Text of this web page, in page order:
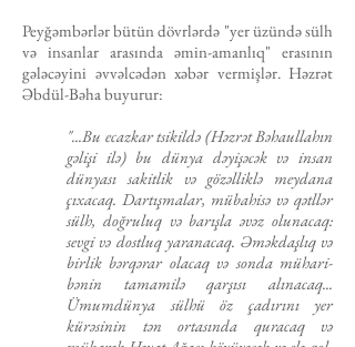
Peyğәmbәrlәr bütün dövrlәrdә "yer üzündә sülh
vә in­san­lar arasında әmin-amanlıq" erasının
gәlәcәyini әvvәlcәdәn xә­bәr vermişlәr. Hәzrәt
Әbdül-Bәha buyurur:
"...Bu ecazkar tsikildə (Həzrət Bəhaullahın
gəlişi ilə) bu dünya dәyişәcәk və insan
dünyası sakitlik vә gözәlliklə meydana
çıxacaq. Dartışmalar, mübahisə vә qәtllәr
sülh, doğruluq vә barışla әvәz olunacaq:
sevgi və dostluq yaranacaq. Әmәk­daşlıq vә
birlik bәrqәrar olacaq və sonda mühari­
bәnin tamamilә qarşısı alınacaq...
Ümumdünya sülhü öz çadırını yer
kürəsinin tən ortasında quracaq vә